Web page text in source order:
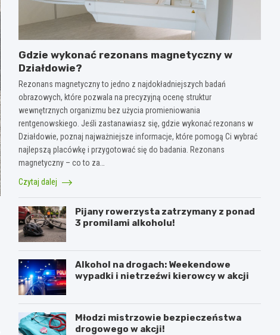
Gdzie wykonać rezonans magnetyczny w
Działdowie?
Rezonans magnetyczny to jedno z najdokładniejszych badań
obrazowych, które pozwala na precyzyjną ocenę struktur
wewnętrznych organizmu bez użycia promieniowania
rentgenowskiego. Jeśli zastanawiasz się, gdzie wykonać rezonans w
Działdowie, poznaj najważniejsze informacje, które pomogą Ci wybrać
najlepszą placówkę i przygotować się do badania. Rezonans
magnetyczny – co to za…
Czytaj dalej
Pijany rowerzysta zatrzymany z ponad
3 promilami alkoholu!
Alkohol na drogach: Weekendowe
wypadki i nietrzeźwi kierowcy w akcji
Młodzi mistrzowie bezpieczeństwa
drogowego w akcji!